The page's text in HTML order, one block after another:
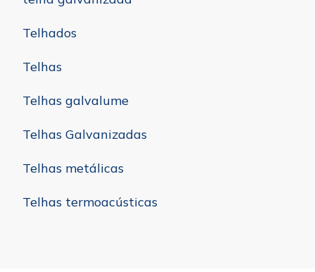
Telhados
Telhas
Telhas galvalume
Telhas Galvanizadas
Telhas metálicas
Telhas termoacústicas